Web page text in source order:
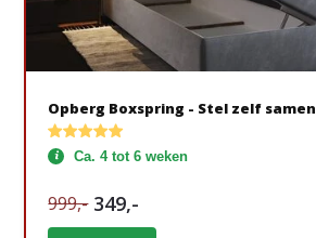
Opberg Boxspring - Stel zelf samen
Ca. 4 tot 6 weken
999,- 349,-